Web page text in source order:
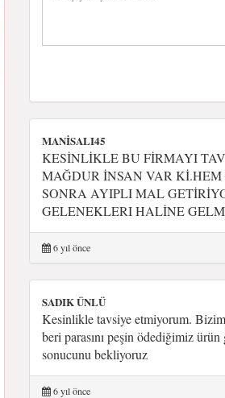
MANİSALI45
KESİNLİKLE BU FİRMAYI
MAĞDUR İNSAN VAR
SONRA AYIPLI MAL
GELENEKLERI HALİNE
6 yıl önce
SADIK ÜNLÜ
Kesinlikle tavsiye etmiyorum.
beri parasını peşin ödediğimiz
sonucunu bekliyoruz
6 yıl önce